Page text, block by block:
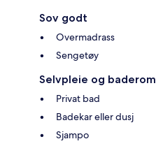
Sov godt
Overmadrass
Sengetøy
Selvpleie og baderom
Privat bad
Badekar eller dusj
Sjampo